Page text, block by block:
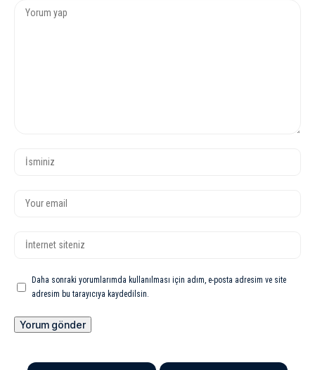
Daha sonraki yorumlarımda kullanılması için adım, e-posta adresim ve site
adresim bu tarayıcıya kaydedilsin.